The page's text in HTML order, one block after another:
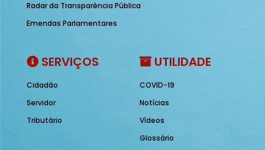
Radar da Transparência Pública
Emendas Parlamentares
SERVIÇOS
Cidadão
Servidor
Tributário
UTILIDADE
COVID-19
Notícias
Vídeos
Glossário